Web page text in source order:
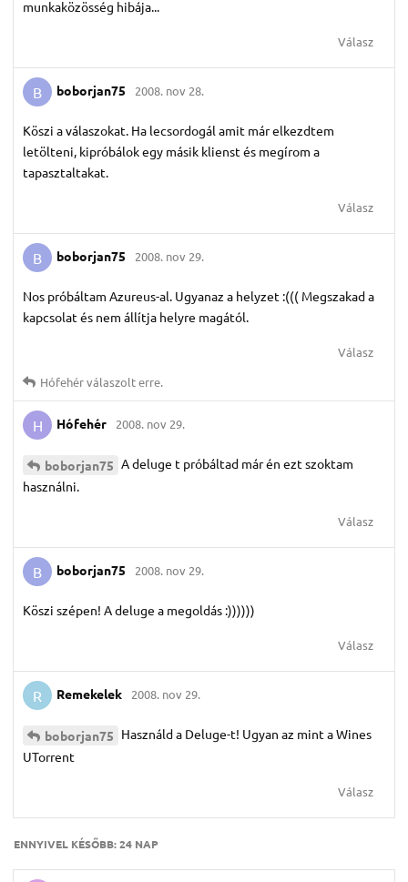
munkaközösség hibája...
Válasz
B boborjan75 2008. nov 28.
Köszi a válaszokat. Ha lecsordogál amit már elkezdtem
letölteni, kipróbálok egy másik klienst és megírom a
tapasztaltakat.
Válasz
B boborjan75 2008. nov 29.
Nos próbáltam Azureus-al. Ugyanaz a helyzet :((( Megszakad a
kapcsolat és nem állítja helyre magától.
Válasz
Hófehérválaszolt erre.
H Hófehér 2008. nov 29.
boborjan75 A deluge t próbáltad már én ezt szoktam
használni.
Válasz
B boborjan75 2008. nov 29.
Köszi szépen! A deluge a megoldás :))))))
Válasz
R Remekelek 2008. nov 29.
boborjan75 Használd a Deluge-t! Ugyan az mint a Wines
UTorrent
Válasz
ENNYIVEL KÉSŐBB:24 NAP